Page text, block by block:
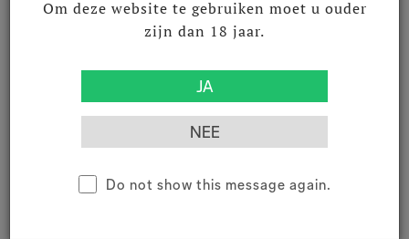
Om deze website te gebruiken moet u ouder
zijn dan 18 jaar.
Do not show this message again.
Quinta do Vesuvio Vintage Port
2012 75 cl
Douro DOC
€ 73,97 Excl. BTW Incl. BTW